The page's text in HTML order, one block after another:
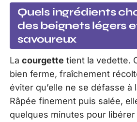
Quels ingrédients
des beignets légers
savoureux
La courgette tient la vedette.
bien ferme, fraîchement
éviter qu’elle ne se défasse à
Râpée finement puis salée,
quelques minutes pour libérer